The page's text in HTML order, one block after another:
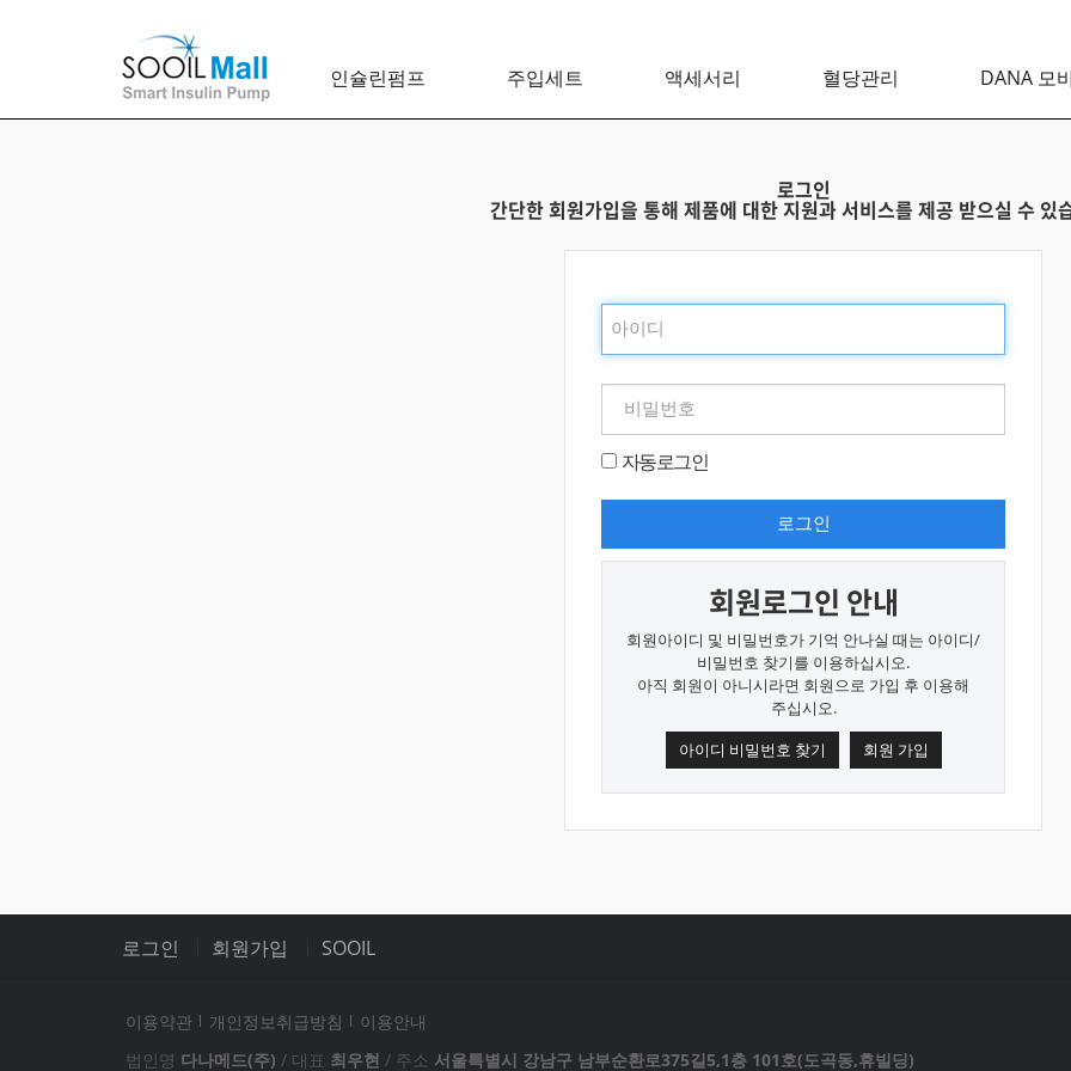
인슐린펌프 주입세트 액세서리 혈당관리 DANA 모
로그인
간단한 회원가입을 통해 제품에 대한 지원과 서비스를 제공 받으실 수 있
자동로그인
로그인
회원로그인 안내
회원아이디 및 비밀번호가 기억 안나실 때는 아이디/
비밀번호 찾기를 이용하십시오.
아직 회원이 아니시라면 회원으로 가입 후 이용해
주십시오.
아이디 비밀번호 찾기
회원 가입
로그인 회원가입 SOOIL
회사소개 제품소개
이용약관 개인정보취급방침
이용안내
법인명 다나메드(주) / 대표 최우현 / 주소 서울특별시 강남구 남부순환로375길5,1층 101호(도곡동,휴빌딩)